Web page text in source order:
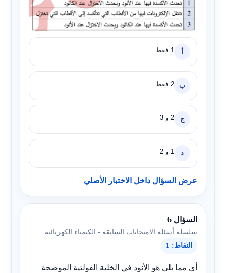
1 فقط
ب 2 فقط
ج 2 و 3
د 1 و 2
عرض السؤال داخل الاختبار الأصلي
السؤال 6
سلسلة أسئلة الامتحانات السابقة - الكيمياء الكهربائية
النقاط: 1
أي مما يلي هو الأنود في الخلية الفولتية الموضحة